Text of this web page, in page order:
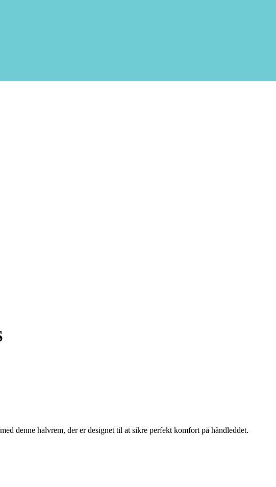
halvrem, der er designet til at sikre perfekt komfort på håndleddet.